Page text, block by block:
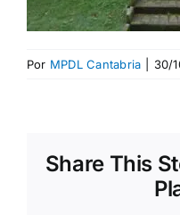
Por MPDL Cantabria 30/
Share This